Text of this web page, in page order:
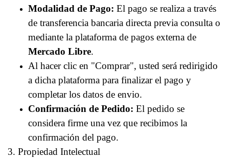
Modalidad de Pago: El pago se realiza a través
de transferencia bancaria directa previa consulta o
mediante la plataforma de pagos externa de
Mercado Libre.
Al hacer clic en "Comprar", usted será redirigido
a dicha plataforma para finalizar el pago y
completar los datos de envio.
Confirmación de Pedido: El pedido se
considera firme una vez que recibimos la
confirmación del pago.
3. Propiedad Intelectual